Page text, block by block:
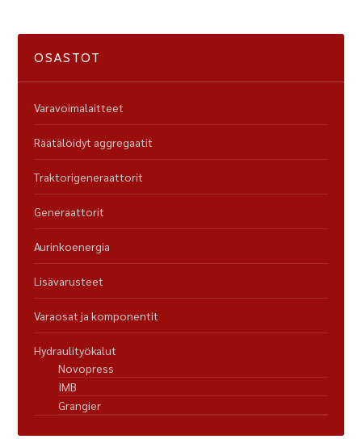
OSASTOT
Varavoimalaitteet
Räätälöidyt aggregaatit
Traktorigeneraattorit
Generaattorit
Aurinkoenergia
Lisävarusteet
Varaosat ja komponentit
Hydraulityökalut
Novopress
IMB
Grangier